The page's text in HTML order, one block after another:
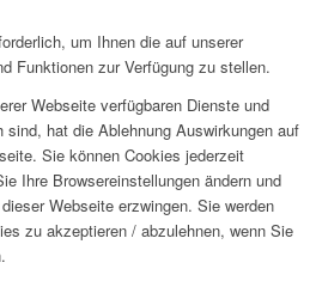
um Ihnen die auf unserer
Funktionen zur Verfügung zu stellen.
Webseite verfügbaren Dienste und
sind, hat die Ablehnung Auswirkungen auf
Sie können Cookies jederzeit
Ihre Browsereinstellungen ändern und
Webseite erzwingen. Sie werden
zu akzeptieren / abzulehnen, wenn Sie